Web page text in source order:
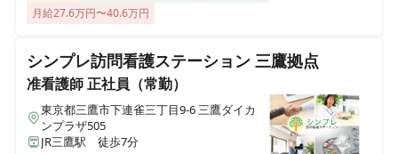
月給27.6万円〜40.6万円
シンプレ訪問看護ステーション 三鷹拠点
准看護師正社員（常勤）
東京都三鷹市下連雀三丁目9-6 三鷹ダイカ
ンプラザ505
JR三鷹駅 徒歩7分